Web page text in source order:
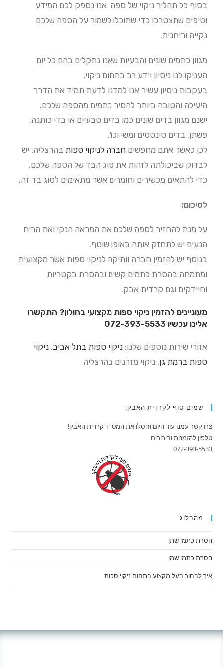
בסוף כל תהליך ניקוי של ספה אנו נספק לכם המידע
וטיפים שתצטרכו כדי שתוכלו לשמור על הספה שלכם
נקייה וריחנית.
מגוון כתמים שונים והבעיות שאנו נתקלים בהם כל יום
העניקו לנו ניסיון וידע רב בתחום ניקוי,
בעקבות ניסיון עשיר אנו למדנו לדעת תמיד את הדרך
היעילה והטובה ביותר להסיר כתמים מהספה שלכם.
ישנם מגוון בדים שונים כמו בדים טבעיים או בדי כותנה,
פשתן, בדים סינטטים ומשי וכו'.
לכן כאשר אתם מחפשיםחברה לניקוי ספות בהרצליה, יש
לבדוק שביכולתה לזהות את סוג הבד של הספה שלכם,
כדי להתאים מכשירים וחומרים אשר מתאימים לסוג בד זה.
לסיכום:
על מנת להחזיר לספה שלכם את המראה הנקי ואת הריח
הנעים יש לתחזק אותה באופן שוטף.
בנוסף יש להזמין חברה וותיקה לניקוי ספות אשר מקצועית
ומתמחה בהסרת כתמים קשים ובהסרת בקטריות
וחיידקים וגם קרדית אבק.
מעוניינים להזמין ניקוי ספות מקצועי בחולון? התקשרו
אלינו עכשיו 072-393-5533
אזורי שירות נוספים שלנו:ניקוי ספות בתל אביב,ניקוי
ספות ברמת גן, ניקוי מזרנים בהרצליה
שמים סוף לקרדית האבק:
צרו קשר עמנו עוד היום וחסלו את המטרד קרדית האבק!
טלפון להזמנות ובירורים
072-393-5533
מהבלוג
הסרת כתמי שתן
הסרת כתמי שמן
איך לבחור בעל מקצוע בתחום ניקוי ספות